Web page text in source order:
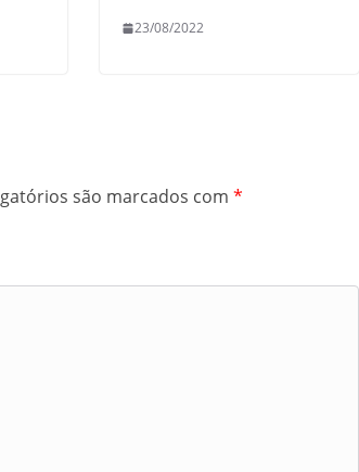
23/08/2022
são marcados com *